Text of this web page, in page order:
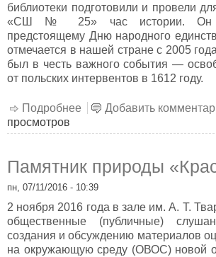
библиотеки подготовили и провели
«СШ № 25» час истории. Он
предстоящему Дню народного
отмечается в нашей стране с 2005
был в честь важного события —
от польских интервентов в 1612 году.
Подробнее о Несгибаемый дух всё
Добавить
просмотров
Памятник природы
пн, 07/11/2016 - 10:39
2 ноября 2016 года в зале им. А. Т.
общественные (публичные)
создания и обсуждению материалов
на окружающую среду (ОВОС) новой